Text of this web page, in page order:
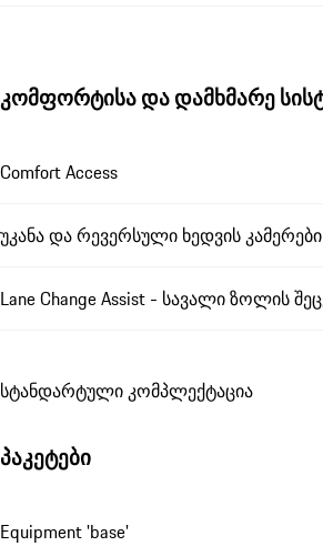
კომფორტისა და დამხმარე
Comfort Access
უკანა და რევერსული ხედვის კამერები
Lane Change Assist - სავალი ზოლის
სტანდარტული კომპლექტაცია
პაკეტები
Equipment 'base'